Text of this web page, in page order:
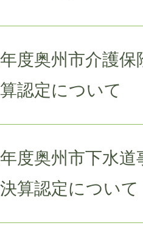
度奥州市介護保
認定について
度奥州市下水道
算認定について